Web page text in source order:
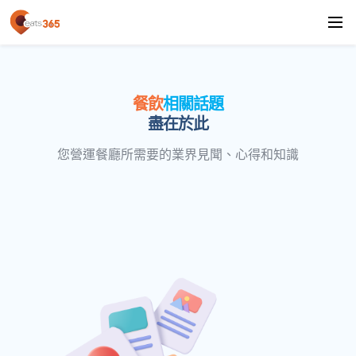
餐飲相關話題
盡在於此
您營運餐廳所需要的業界見聞、心得和知識